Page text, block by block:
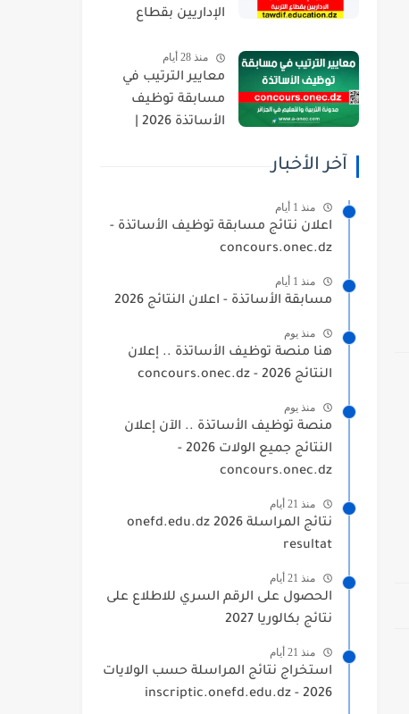
الإداريين بقطاع
tawdif.education.dz
منذ 28 أيام
معايير الترتيب في
مسابقة توظيف
آخر الأخبار
منذ 1 أيام
اعلان نتائج مسابقة توظيف الأساتذة -
concours.onec.dz
منذ 1 أيام
مسابقة الأساتذة - اعلان النتائج 2026
منذ يوم
هنا منصة توظيف الأساتذة .. إعلان
النتائج 2026 - concours.onec.dz
منذ يوم
منصة توظيف الأساتذة .. الآن إعلان
النتائج جميع الولات 2026 -
concours.onec.dz
منذ 21 أيام
نتائج المراسلة 2026 onefd.edu.dz
resultat
منذ 21 أيام
الحصول على الرقم السري للاطلاع على
نتائج بكالوريا 2027
منذ 21 أيام
استخراج نتائج المراسلة حسب الولايات
2026 - inscriptic.onefd.edu.dz